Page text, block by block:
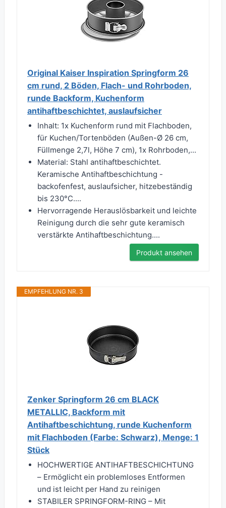
Original Kaiser Inspiration Springform 26
cm rund, 2 Böden, Flach- und Rohrboden,
runde Backform, Kuchenform
antihaftbeschichtet, auslaufsicher
Inhalt: 1x Kuchenform rund mit Flachboden,
für Kuchen/Tortenböden (Außen-Ø 26 cm,
Füllmenge 2,7l, Höhe 7 cm), 1x Rohrboden,...
Material: Stahl antihaftbeschichtet.
Keramische Antihaftbeschichtung -
backofenfest, auslaufsicher, hitzebeständig
bis 230°C....
Hervorragende Herauslösbarkeit und leichte
Reinigung durch die sehr gute keramisch
verstärkte Antihaftbeschichtung....
Produkt ansehen
EMPFEHLUNG NR. 3
Zenker Springform 26 cm BLACK
METALLIC, Backform mit
Antihaftbeschichtung, runde Kuchenform
mit Flachboden (Farbe: Schwarz), Menge: 1
Stück
HOCHWERTIGE ANTIHAFTBESCHICHTUNG
– Ermöglicht ein problemloses Entformen
und ist leicht per Hand zu reinigen
STABILER SPRINGFORM-RING – Mit